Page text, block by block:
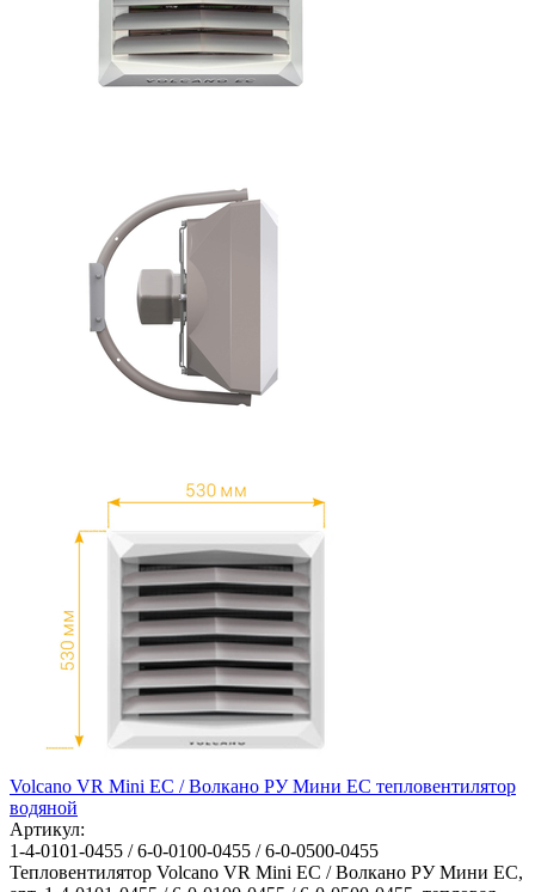
Volcano VR Mini EC / Волкано РУ Мини ЕС тепловентилятор
водяной
Артикул:
1-4-0101-0455 / 6-0-0100-0455 / 6-0-0500-0455
Тепловентилятор Volcano VR Mini EC / Волкано РУ Мини ЕС,